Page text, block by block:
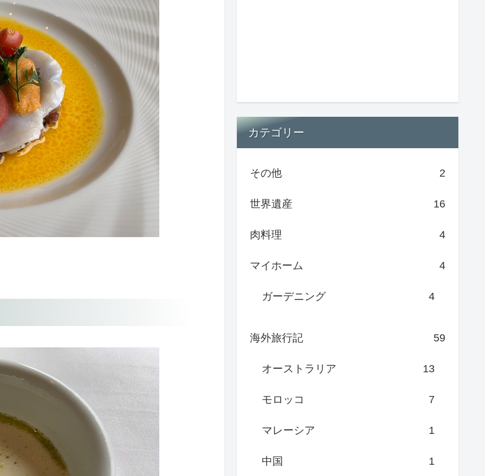
カテゴリー
その他 2
世界遺産 16
肉料理 4
マイホーム 4
ガーデニング 4
海外旅行記 59
オーストラリア 13
モロッコ 7
マレーシア 1
中国 1